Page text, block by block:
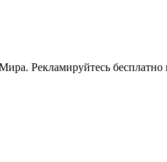
Рекламируйтесь бесплатно